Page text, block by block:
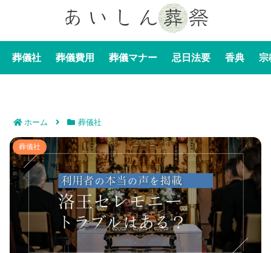
葬儀社 葬儀費用 葬儀マナー 忌日法要 香典 宗
ホーム 葬儀社
洛王セレモニーのトラブル事例3選｜高すぎる？評判＆
口コミから見た料金の真実！
葬儀社